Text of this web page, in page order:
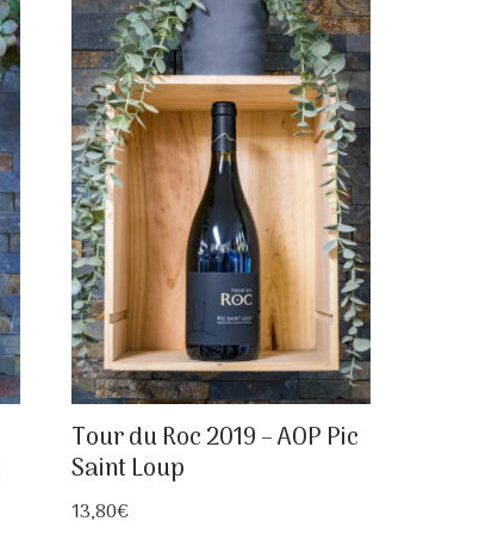
Tour du Roc 2019 – AOP Pic
Saint Loup
13,80€